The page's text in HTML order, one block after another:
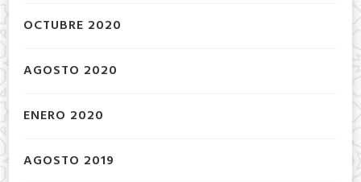
OCTUBRE 2020
AGOSTO 2020
ENERO 2020
AGOSTO 2019